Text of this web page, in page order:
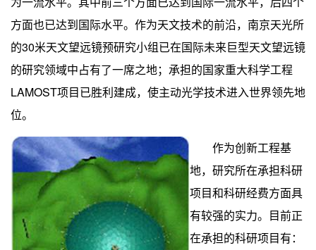
方面也已达到国际水平。作为天文技术的前沿，南京天光所
的30米天文望远镜预研究小组已在国际未来巨型天文望远镜
的研究领域中占有了一席之地；承担的国家重大科学工程
LAMOST项目已胜利建成，使主动光学技术进入世界领先地
位。
作为创新工程基
地，研究所在承担科研
项目和科研经费方面具
有较强的实力。目前正
在承担的科研项目有：